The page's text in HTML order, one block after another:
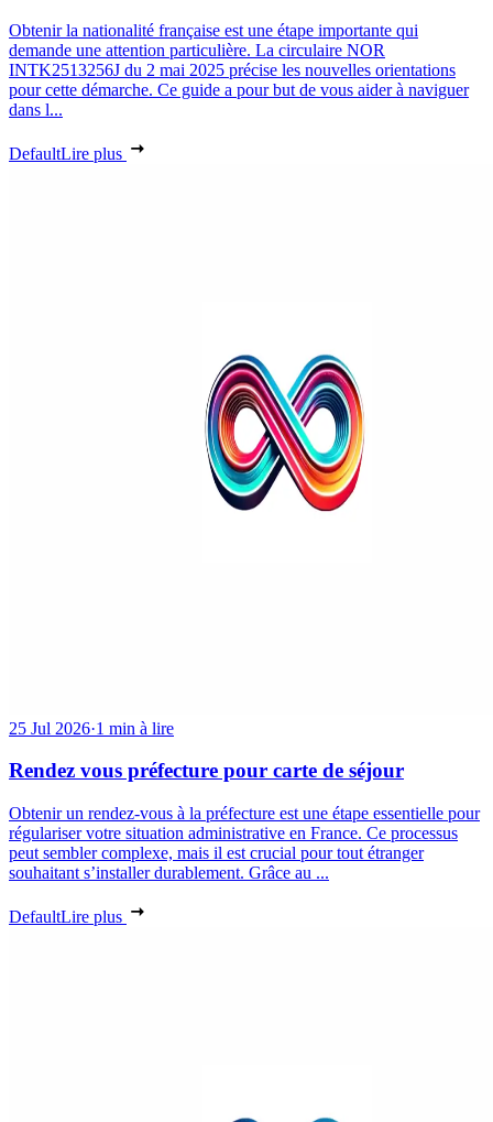
Obtenir la nationalité française est une étape importante qui
demande une attention particulière. La circulaire NOR
INTK2513256J du 2 mai 2025 précise les nouvelles orientations
pour cette démarche. Ce guide a pour but de vous aider à naviguer
dans l...
DefaultLire plus
25 Jul 2026·1 min à lire
Rendez vous préfecture pour carte de séjour
Obtenir un rendez-vous à la préfecture est une étape essentielle pour
régulariser votre situation administrative en France. Ce processus
peut sembler complexe, mais il est crucial pour tout étranger
souhaitant s’installer durablement. Grâce au ...
DefaultLire plus